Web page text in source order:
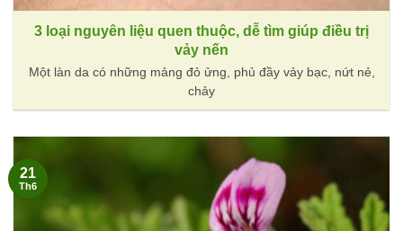
3 loại nguyên liệu quen thuộc, dễ tìm giúp điều trị
vảy nến
Một làn da có những mảng đỏ ửng, phủ đầy vảy bạc, nứt nẻ,
chảy
21
Th6